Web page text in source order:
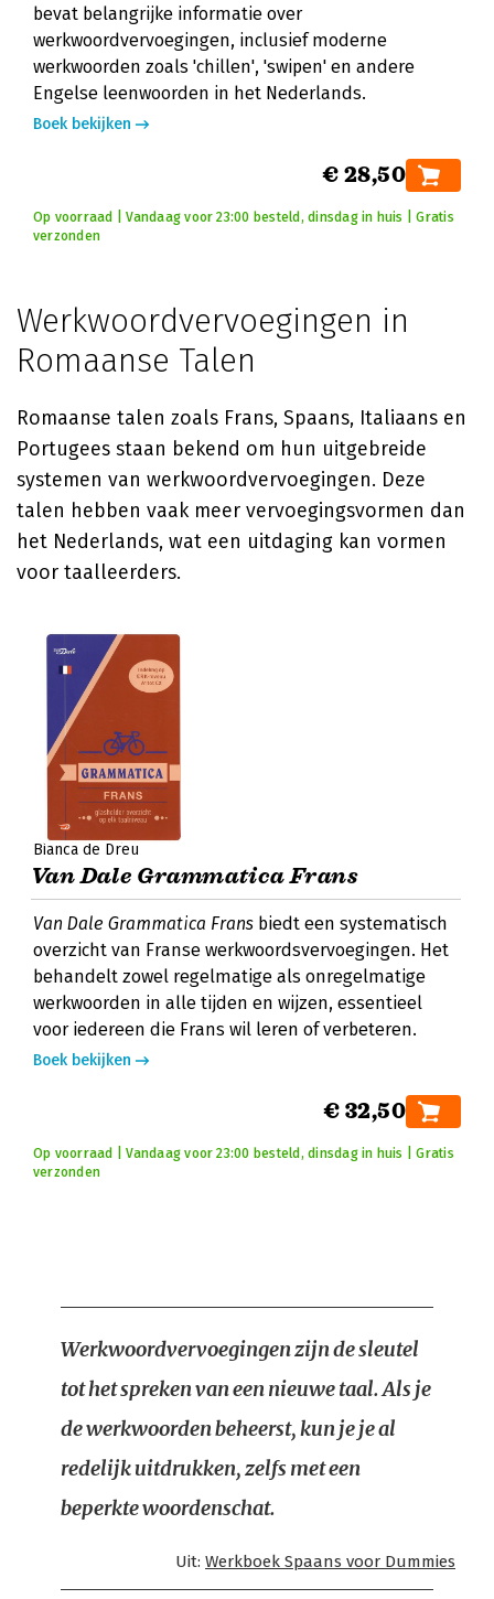
bevat belangrijke informatie over
werkwoordvervoegingen, inclusief moderne
werkwoorden zoals 'chillen', 'swipen' en andere
Engelse leenwoorden in het Nederlands.
Boek bekijken
€ 28,50
Op voorraad | Vandaag voor 23:00 besteld, dinsdag in huis | Gratis
verzonden
Werkwoordvervoegingen in
Romaanse Talen
Romaanse talen zoals Frans, Spaans, Italiaans en
Portugees staan bekend om hun uitgebreide
systemen van werkwoordvervoegingen. Deze
talen hebben vaak meer vervoegingsvormen dan
het Nederlands, wat een uitdaging kan vormen
voor taalleerders.
Bianca de Dreu
Van Dale Grammatica Frans
Van Dale Grammatica Frans biedt een systematisch
overzicht van Franse werkwoordsvervoegingen. Het
behandelt zowel regelmatige als onregelmatige
werkwoorden in alle tijden en wijzen, essentieel
voor iedereen die Frans wil leren of verbeteren.
Boek bekijken
€ 32,50
Op voorraad | Vandaag voor 23:00 besteld, dinsdag in huis | Gratis
verzonden
Werkwoordvervoegingen zijn de sleutel
tot het spreken van een nieuwe taal. Als je
de werkwoorden beheerst, kun je je al
redelijk uitdrukken, zelfs met een
beperkte woordenschat.
Uit: Werkboek Spaans voor Dummies